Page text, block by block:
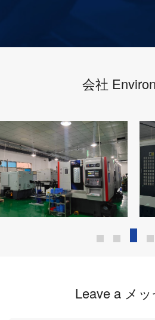
会社
Leave a メ